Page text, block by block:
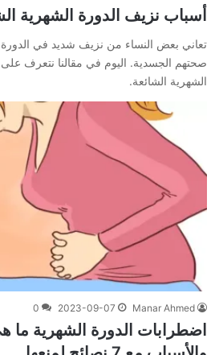
أسباب نزيف الدورة الشهرية
تعاني بعض النساء من نزيف شديد في الدورة
صحتهم الجسدية. اليوم في مقالنا نتعرف
الشهرية الشائعة.
Manar Ahmed
2023-09-07
0
اضطرابات الدورة الشهرية ما